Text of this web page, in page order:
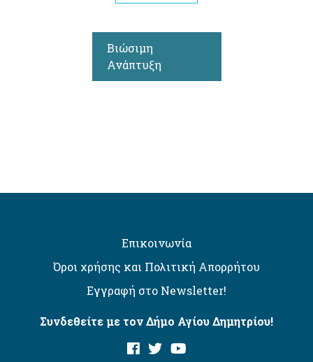
Βιώσιμη
Ανάπτυξη
Επικοινωνία
Όροι χρήσης και Πολιτική Απορρήτου
Εγγραφή στο Newsletter!
Συνδεθείτε με τον Δήμο Αγίου Δημητρίου!